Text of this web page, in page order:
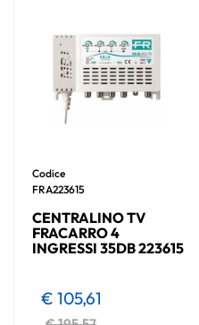
Codice
FRA223615
CENTRALINO TV
FRACARRO 4
INGRESSI 35DB 223615
€ 105,61